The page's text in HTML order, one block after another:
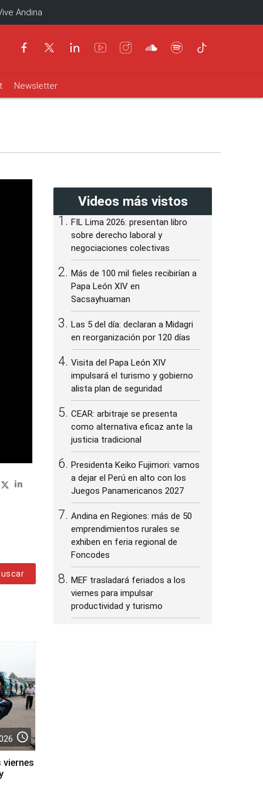
Andina
Newsletter
access_time
Videos más vistos
FIL Lima 2026: presentan libro
sobre derecho laboral y
negociaciones colectivas
Más de 100 mil fieles recibirían a
Papa León XIV en
Sacsayhuaman
Las 5 del día: declaran a Midagri
en reorganización por 120 días
Visita del Papa León XIV
impulsará el turismo y gobierno
alista plan de seguridad
CEAR: arbitraje se presenta
como alternativa eficaz ante la
justicia tradicional
Presidenta Keiko Fujimori: vamos
a dejar el Perú en alto con los
Juegos Panamericanos 2027
Andina en Regiones: más de 50
emprendimientos rurales se
exhiben en feria regional de
Foncodes
MEF trasladará feriados a los
viernes para impulsar
productividad y turismo